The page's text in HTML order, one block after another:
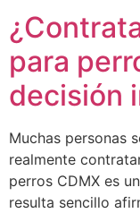
para
decisión
Muchas personas
realmente
perros CDMX es
resulta sencillo